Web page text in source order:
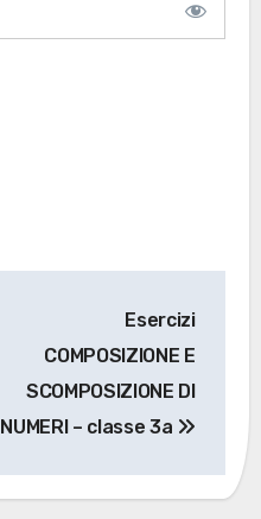
Esercizi
COMPOSIZIONE E
SCOMPOSIZIONE DI
NUMERI – classe 3a